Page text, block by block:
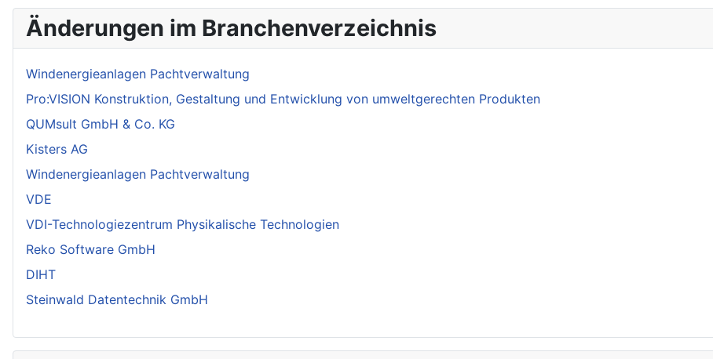
Änderungen im Branchenverzeichnis
Windenergieanlagen Pachtverwaltung
Pro:VISION Konstruktion, Gestaltung und Entwicklung von umweltgerechten Produkten
QUMsult GmbH & Co. KG
Kisters AG
Windenergieanlagen Pachtverwaltung
VDE
VDI-Technologiezentrum Physikalische Technologien
Reko Software GmbH
DIHT
Steinwald Datentechnik GmbH